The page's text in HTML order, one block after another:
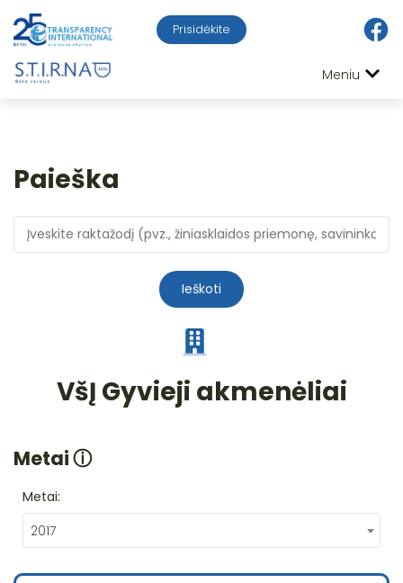
Prisidėkite
Meniu
Paieška
Ieškoti
VšĮ Gyvieji akmenėliai
Metaiⓘ
Metai:
2017